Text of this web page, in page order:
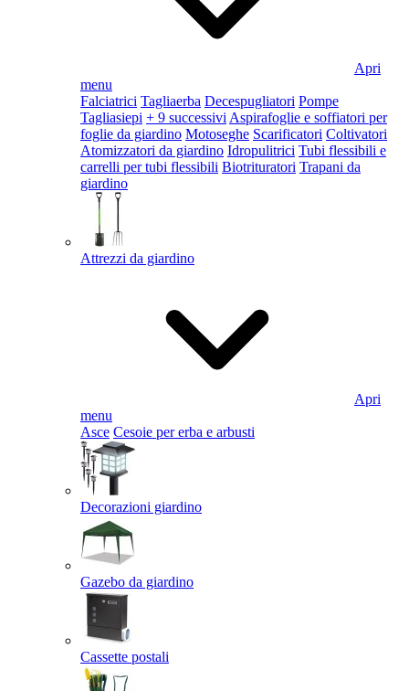
Apri
menu
Falciatrici Tagliaerba Decespugliatori Pompe
Tagliasiepi + 9 successivi Aspirafoglie e soffiatori per
foglie da giardino Motoseghe Scarificatori Coltivatori
Atomizzatori da giardino Idropulitrici Tubi flessibili e
carrelli per tubi flessibili Biotrituratori Trapani da
giardino
Attrezzi da giardino
Apri
menu
Asce Cesoie per erba e arbusti
Decorazioni giardino
Gazebo da giardino
Cassette postali